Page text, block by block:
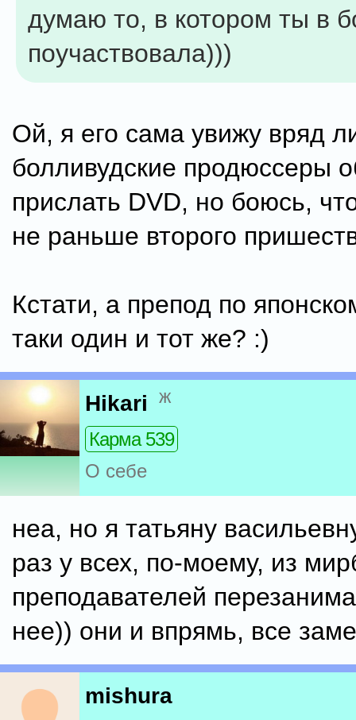
думаю то, в котором ты в
поучаствовала)))
Ой, я его сама увижу вряд
болливудские продюссеры
прислать DVD, но боюсь,
не раньше второго
Кстати, а препод по
таки один и тот же? :)
Hikari ж
Карма 539
О себе
неа, но я татьяну
раз у всех, по-моему, из
преподавателей
нее)) они и впрямь, все
mishura